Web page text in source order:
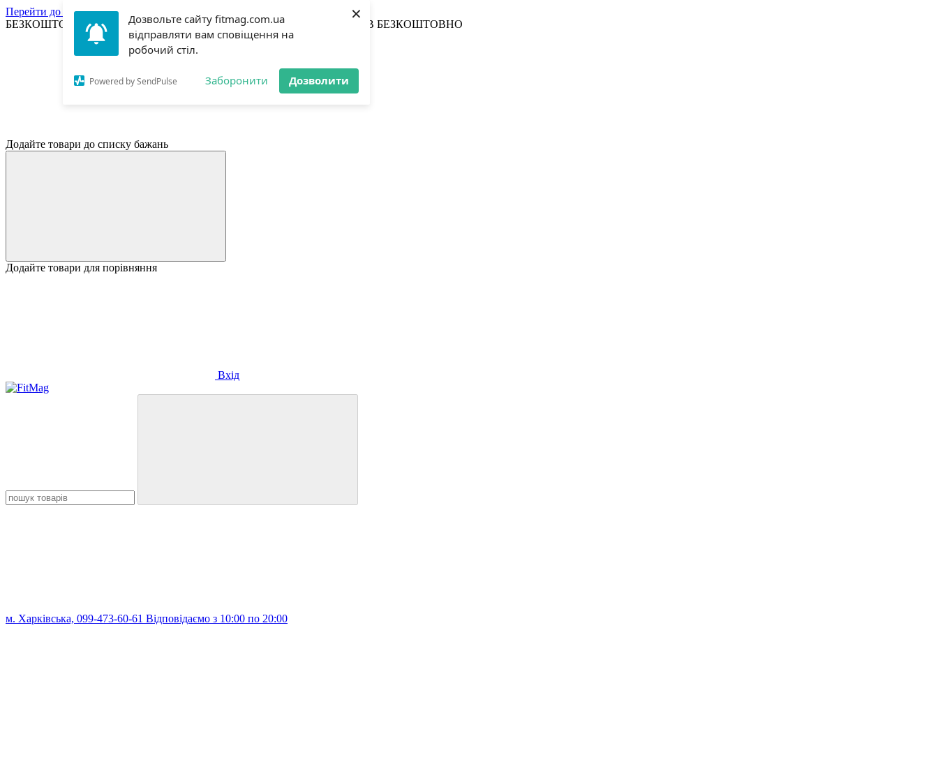
Дозвольте сайту fitmag.com.ua
відправляти вам сповіщення на
робочий стіл.
Powered by SendPulse Заборонити Дозволити
×
Перейти до основного контенту
БЕЗКОШТОВНА ДОСТАВКА ВІД 3000ГРН | САМОВИВІЗ З МАГАЗИНІВ БЕЗКОШТОВНО
Додайте товари до списку бажань
Додайте товари для порівняння
Вхід
м. Харківська, 099-473-60-61 Відповідаємо з 10:00 по 20:00